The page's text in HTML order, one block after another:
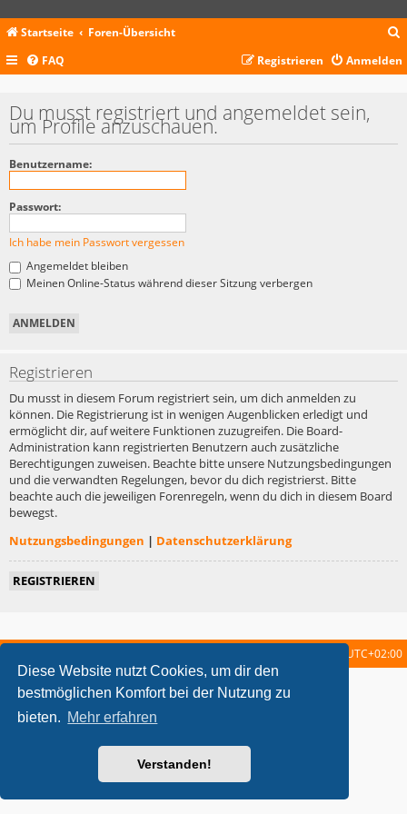
Diese Website nutzt Cookies, um dir den
bestmöglichen Komfort bei der Nutzung zu
bieten. Mehr erfahren
Verstanden!
Startseite Foren-Übersicht
c
FAQ Anmelden
Registrieren
Du musst registriert und angemeldet sein,
um Profile anzuschauen.
Benutzername:
Passwort:
Ich habe mein Passwort vergessen
Angemeldet bleiben
Meinen Online-Status während dieser Sitzung verbergen
Registrieren
Du musst in diesem Forum registriert sein, um dich anmelden zu
können. Die Registrierung ist in wenigen Augenblicken erledigt und
ermöglicht dir, auf weitere Funktionen zuzugreifen. Die Board-
Administration kann registrierten Benutzern auch zusätzliche
Berechtigungen zuweisen. Beachte bitte unsere Nutzungsbedingungen
und die verwandten Regelungen, bevor du dich registrierst. Bitte
beachte auch die jeweiligen Forenregeln, wenn du dich in diesem Board
bewegst.
Nutzungsbedingungen | Datenschutzerklärung
REGISTRIEREN
UTC+02:00
metrolike style by Eric Seguin Updated for phpBB3.2 by
Powered byphpBB ® Forum Software © phpBB Limited
Deutsche Übersetzung durch